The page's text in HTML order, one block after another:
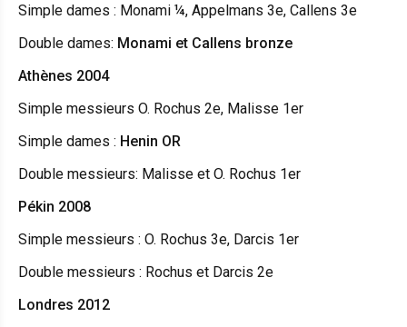
Simple dames : Monami ¼, Appelmans 3e, Callens 3e
Double dames: Monami et Callens bronze
Athènes 2004
Simple messieurs O. Rochus 2e, Malisse 1er
Simple dames : Henin OR
Double messieurs: Malisse et O. Rochus 1er
Pékin 2008
Simple messieurs : O. Rochus 3e, Darcis 1er
Double messieurs : Rochus et Darcis 2e
Londres 2012